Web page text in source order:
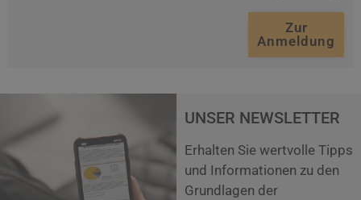
Zur
Anmeldung
UNSER NEWSLETTER
Erhalten Sie wertvolle Tipps
und Informationen zu den
Grundlagen der